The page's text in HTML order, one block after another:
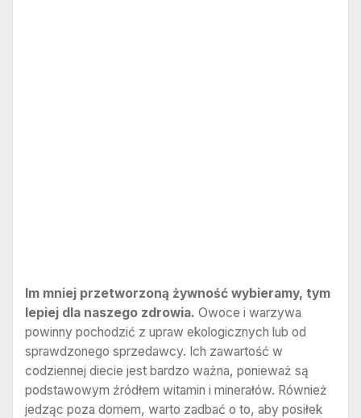
Im mniej przetworzoną żywność wybieramy, tym
lepiej dla naszego zdrowia. Owoce i warzywa
powinny pochodzić z upraw ekologicznych lub od
sprawdzonego sprzedawcy. Ich zawartość w
codziennej diecie jest bardzo ważna, ponieważ są
podstawowym źródłem witamin i minerałów. Również
jedząc poza domem, warto zadbać o to, aby posiłek